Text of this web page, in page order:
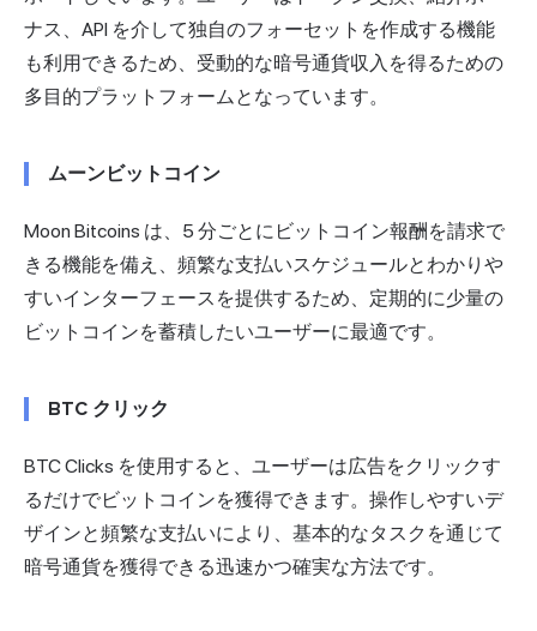
ナス、API を介して独自のフォーセットを作成する機能
も利用できるため、受動的な暗号通貨収入を得るための
多目的プラットフォームとなっています。
ムーンビットコイン
Moon Bitcoins は、5 分ごとにビットコイン報酬を請求で
きる機能を備え、頻繁な支払いスケジュールとわかりや
すいインターフェースを提供するため、定期的に少量の
ビットコインを蓄積したいユーザーに最適です。
BTC クリック
BTC Clicks を使用すると、ユーザーは広告をクリックす
るだけでビットコインを獲得できます。操作しやすいデ
ザインと頻繁な支払いにより、基本的なタスクを通じて
暗号通貨を獲得できる迅速かつ確実な方法です。